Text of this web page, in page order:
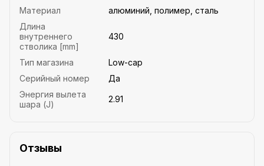
Материал
алюминий, полимер, сталь
Длина
внутреннего
стволика [mm]
430
Тип магазина
Low-cap
Серийный номер
Да
Энергия вылета
шара (J)
2.91
Отзывы